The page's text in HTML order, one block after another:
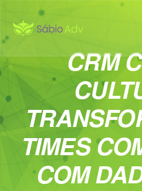
CRM
TIMES
COM